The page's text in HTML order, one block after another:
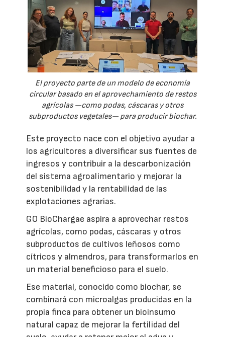
El proyecto parte de un modelo de economía
circular basado en el aprovechamiento de restos
agrícolas —como podas, cáscaras y otros
subproductos vegetales— para producir biochar.
Este proyecto nace con el objetivo ayudar a
los agricultores a diversificar sus fuentes de
ingresos y contribuir a la descarbonización
del sistema agroalimentario y mejorar la
sostenibilidad y la rentabilidad de las
explotaciones agrarias.
GO BioChargae aspira a aprovechar restos
agrícolas, como podas, cáscaras y otros
subproductos de cultivos leñosos como
cítricos y almendros, para transformarlos en
un material beneficioso para el suelo.
Ese material, conocido como biochar, se
combinará con microalgas producidas en la
propia finca para obtener un bioinsumo
natural capaz de mejorar la fertilidad del